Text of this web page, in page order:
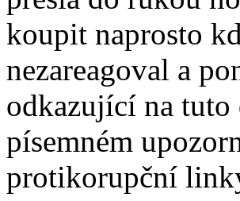
koupit naprosto
nezareagoval a
odkazující na tuto
písemném
protikorupční